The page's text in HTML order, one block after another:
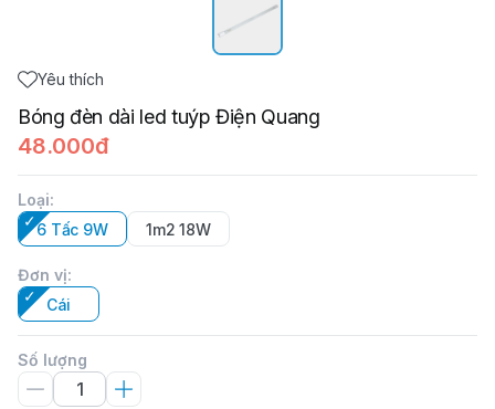
Yêu thích
Bóng đèn dài led tuýp Điện Quang
48.000đ
Loại:
6 Tấc 9W
1m2 18W
Đơn vị:
Cái
Số lượng